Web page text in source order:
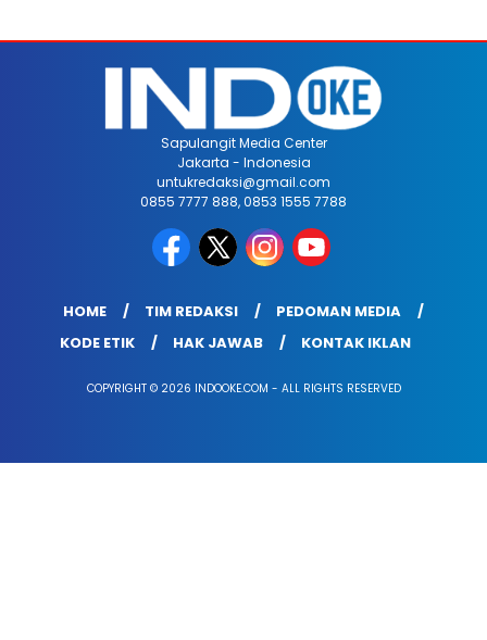
Sapulangit Media Center
Jakarta - Indonesia
untukredaksi@gmail.com
0855 7777 888, 0853 1555 7788
HOME TIM REDAKSI
PEDOMAN MEDIA
KODE ETIK
HAK JAWAB KONTAK IKLAN
COPYRIGHT © 2026 INDOOKE.COM - ALL RIGHTS RESERVED